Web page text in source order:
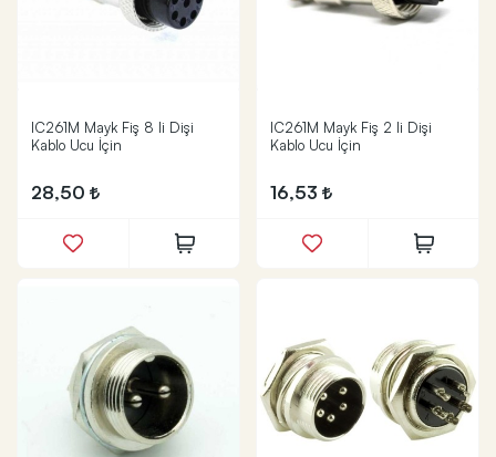
IC261M Mayk Fiş 8 li Dişi
Kablo Ucu İçin
28,50
IC261M Mayk Fiş 2 li Dişi
Kablo Ucu İçin
16,53